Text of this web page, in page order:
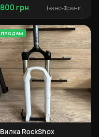
800 грн Івано-Франківськ
ПРОДАМ
Вилка RockShox